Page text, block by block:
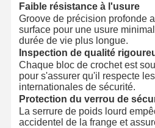
Faible résistance à l'usure
Groove de précision profonde
surface pour une usure
durée de vie plus longue.
Inspection de qualité
Chaque bloc de crochet est
pour s'assurer qu'il respecte
internationales de sécurité.
Protection du verrou de
La serrure de poids lourd
accidentel de la frange et